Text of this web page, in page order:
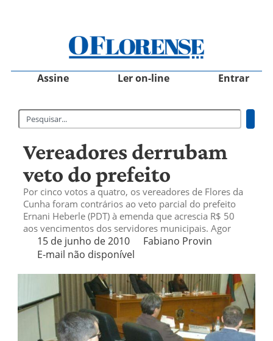
Assine Ler on-line Entrar
Vereadores derrubam
veto do prefeito
Por cinco votos a quatro, os vereadores de Flores da
Cunha foram contrários ao veto parcial do prefeito
Ernani Heberle (PDT) à emenda que acrescia R$ 50
aos vencimentos dos servidores municipais. Agor
15 de junho de 2010
Fabiano Provin
E-mail não disponível